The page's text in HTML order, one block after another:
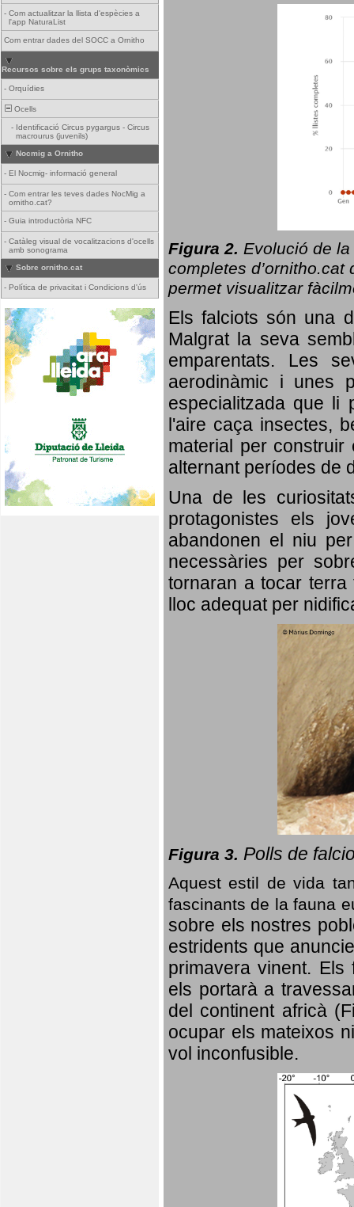
- Com actualitzar la llista d'espècies a
l'app NaturaList
Com entrar dades del SOCC a Ornitho
Recursos sobre els grups taxonòmics
- Orquídies
Ocells
- Identificació Circus pygargus - Circus
macrourus (juvenils)
Nocmig a Ornitho
- El Nocmig- informació general
- Com entrar les teves dades NocMig a
ornitho.cat?
- Guia introductòria NFC
- Catàleg visual de vocalitzacions d'ocells
amb sonograma
Sobre ornitho.cat
- Política de privacitat i Condicions d'ús
Figura 2. Evolució de la
completes d’ornitho.cat
permet visualitzar
Els falciots són una
Malgrat la seva
emparentats. Les
aerodinàmic i unes
especialitzada que li
l'aire caça insectes,
material per
alternant períodes de
Una de les
protagonistes els
abandonen el niu
necessàries per
tornaran a tocar
lloc adequat per
Figura 3. Polls de
Aquest estil de vida
fascinants de la fauna
sobre els nostres
estridents que
primavera vinent. Els
els portarà a
del continent africà
ocupar els mateixos
vol inconfusible.